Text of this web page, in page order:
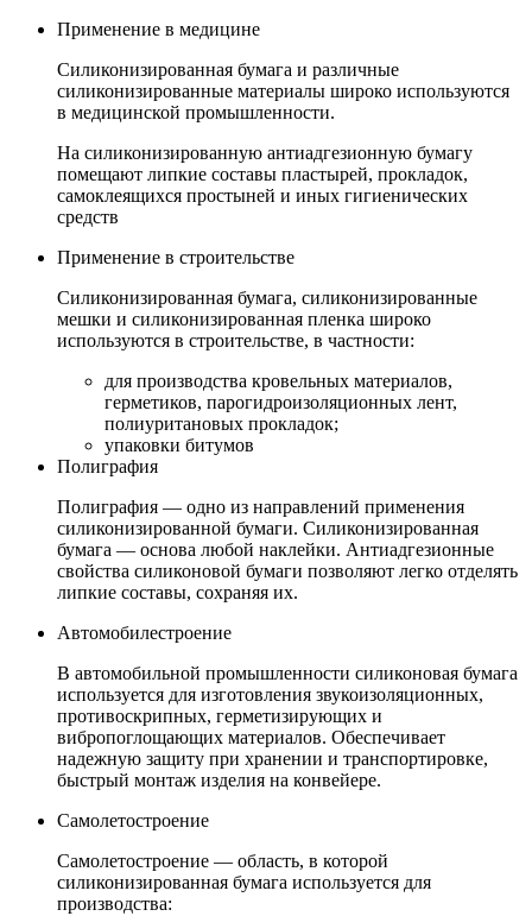
Применение в медицине
Силиконизированная бумага и различные
силиконизированные материалы широко используются
в медицинской промышленности.
На силиконизированную антиадгезионную бумагу
помещают липкие составы пластырей, прокладок,
самоклеящихся простыней и иных гигиенических
средств
Применение в строительстве
Силиконизированная бумага, силиконизированные
мешки и силиконизированная пленка широко
используются в строительстве, в частности:
для производства кровельных материалов,
герметиков, парогидроизоляционных лент,
полиуритановых прокладок;
упаковки битумов
Полиграфия
Полиграфия — одно из направлений применения
силиконизированной бумаги. Силиконизированная
бумага — основа любой наклейки. Антиадгезионные
свойства силиконовой бумаги позволяют легко отделять
липкие составы, сохраняя их.
Автомобилестроение
В автомобильной промышленности силиконовая бумага
используется для изготовления звукоизоляционных,
противоскрипных, герметизирующих и
вибропоглощающих материалов. Обеспечивает
надежную защиту при хранении и транспортировке,
быстрый монтаж изделия на конвейере.
Самолетостроение
Самолетостроение — область, в которой
силиконизированная бумага используется для
производства: